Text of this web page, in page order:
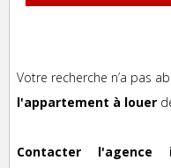
Votre recherche n’a pas
l'appartement à louer
Contacter l'agence